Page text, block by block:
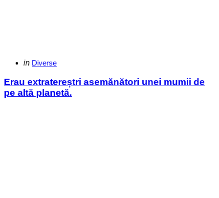
Categories
Posted
in Diverse
Erau extratereștri asemănători unei mumii de
pe altă planetă.